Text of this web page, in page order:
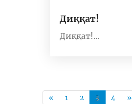
Диққат!
Диққат!...
« 1 2 3 4 »